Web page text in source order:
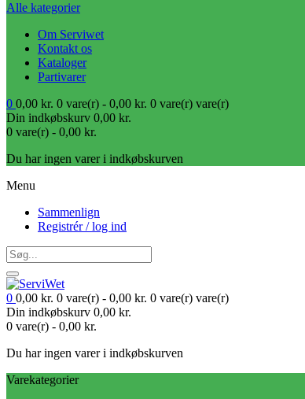
Alle kategorier
Om Serviwet
Kontakt os
Kataloger
Partivarer
0 0,00 kr. 0 vare(r) - 0,00 kr. 0 vare(r) vare(r)
Din indkøbskurv 0,00 kr.
0 vare(r) - 0,00 kr.
Du har ingen varer i indkøbskurven
Menu
Sammenlign
Registrér / log ind
0 0,00 kr. 0 vare(r) - 0,00 kr. 0 vare(r) vare(r)
Din indkøbskurv 0,00 kr.
0 vare(r) - 0,00 kr.
Du har ingen varer i indkøbskurven
Varekategorier